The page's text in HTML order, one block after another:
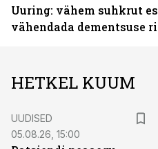
Uuring: vähem suhkrut
vähendada dementsuse
HETKEL KUUM
UUDISED
05.08.26, 15:00